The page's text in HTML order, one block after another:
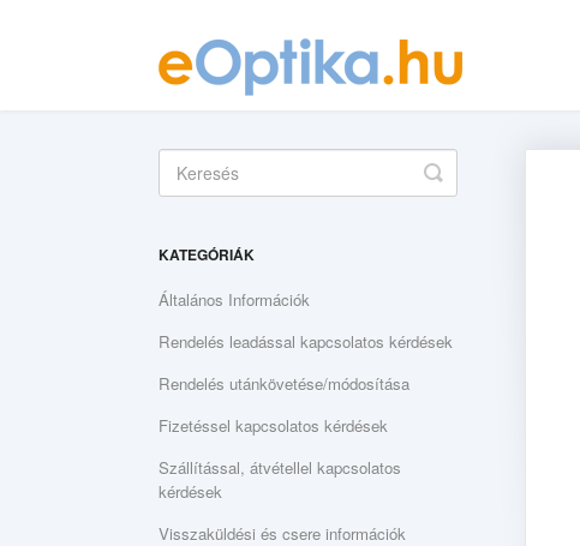
Toggle
Search
KATEGÓRIÁK
Általános Információk
Rendelés leadással kapcsolatos kérdések
Rendelés utánkövetése/módosítása
Fizetéssel kapcsolatos kérdések
Szállítással, átvétellel kapcsolatos
kérdések
Visszaküldési és csere információk